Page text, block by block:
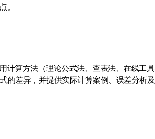
。
计算方法（理论公式法、查表法、在线工
的差异，并提供实际计算案例、误差分析